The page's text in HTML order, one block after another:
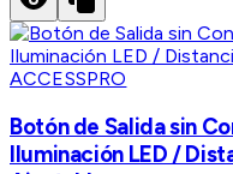
ACCESSPRO
Botón de Salida sin
Iluminación LED /